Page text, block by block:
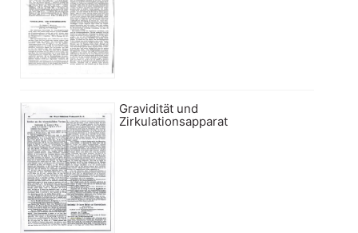
Gravidität und
Zirkulationsapparat